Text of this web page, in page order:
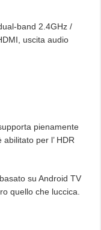
band 2.4GHz /
uscita audio
pienamente
per l’ HDR
su Android TV
quello che luccica.